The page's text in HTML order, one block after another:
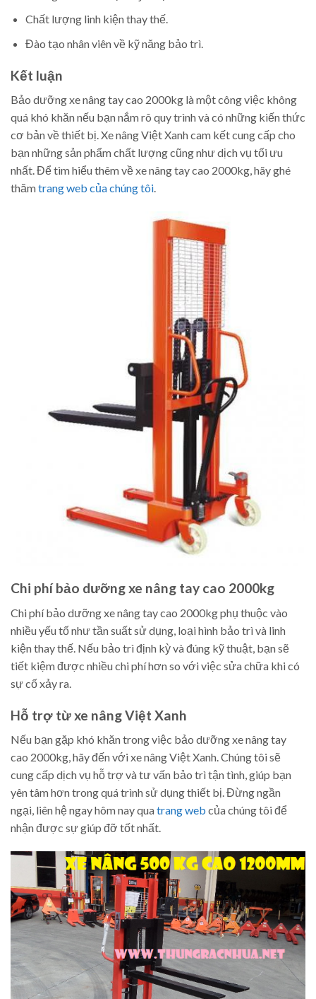
Chất lượng linh kiện thay thế.
Đào tạo nhân viên về kỹ năng bảo trì.
Kết luận
Bảo dưỡng xe nâng tay cao 2000kg là một công việc không
quá khó khăn nếu bạn nắm rõ quy trình và có những kiến thức
cơ bản về thiết bị. Xe nâng Việt Xanh cam kết cung cấp cho
bạn những sản phẩm chất lượng cũng như dịch vụ tối ưu
nhất. Để tìm hiểu thêm về xe nâng tay cao 2000kg, hãy ghé
thămtrang web của chúng tôi.
Chi phí bảo dưỡng xe nâng tay cao 2000kg
Chi phí bảo dưỡng xe nâng tay cao 2000kg phụ thuộc vào
nhiều yếu tố như tần suất sử dụng, loại hình bảo trì và linh
kiện thay thế. Nếu bảo trì định kỳ và đúng kỹ thuật, bạn sẽ
tiết kiệm được nhiều chi phí hơn so với việc sửa chữa khi có
sự cố xảy ra.
Hỗ trợ từ xe nâng Việt Xanh
Nếu bạn gặp khó khăn trong việc bảo dưỡng xe nâng tay
cao 2000kg, hãy đến với xe nâng Việt Xanh. Chúng tôi sẽ
cung cấp dịch vụ hỗ trợ và tư vấn bảo trì tận tình, giúp bạn
yên tâm hơn trong quá trình sử dụng thiết bị. Đừng ngần
ngại, liên hệ ngay hôm nay quatrang web của chúng tôi để
nhận được sự giúp đỡ tốt nhất.